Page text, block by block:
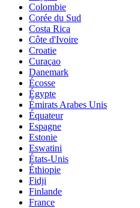
Colombie
Corée du Sud
Costa Rica
Côte d'Ivoire
Croatie
Curaçao
Danemark
Écosse
Égypte
Émirats Arabes Unis
Équateur
Espagne
Estonie
Eswatini
États-Unis
Éthiopie
Fidji
Finlande
France